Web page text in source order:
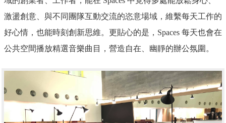
激盪創意、與不同團隊互動交流的恣意場域，維繫每天工作的
好心情，也能時刻創新思維。更貼心的是，Spaces 每天也會在
公共空間播放精選音樂曲目，營造自在、幽靜的辦公氛圍。